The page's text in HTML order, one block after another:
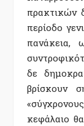
πρακτικών
περίοδο
πανάκεια,
δε
βρίσκουν
κεφάλαιο